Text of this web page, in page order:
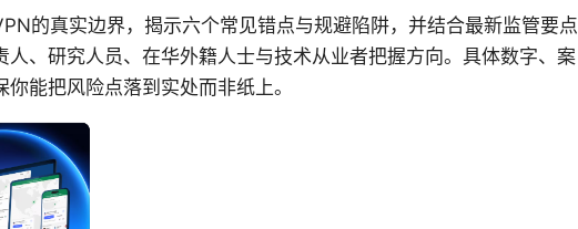
的真实边界，揭示六个常见错点与规避陷阱，并结合最新监管要点
人、研究人员、在华外籍人士与技术从业者把握方向。具体数字、案
能把风险点落到实处而非纸上。